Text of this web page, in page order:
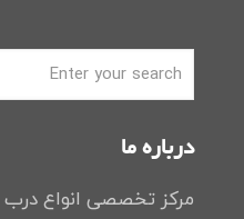
درباره ما
مرکز تخصصی انواع درب